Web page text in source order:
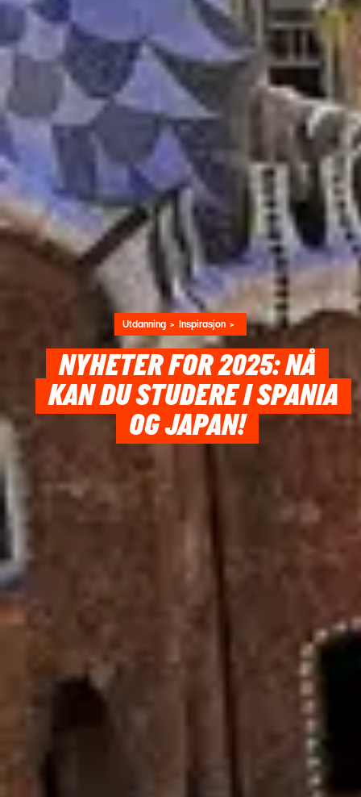
Utdanning Inspirasjon
NYHETER FOR 2025: NÅ
KAN DU STUDERE I SPANIA
OG JAPAN!